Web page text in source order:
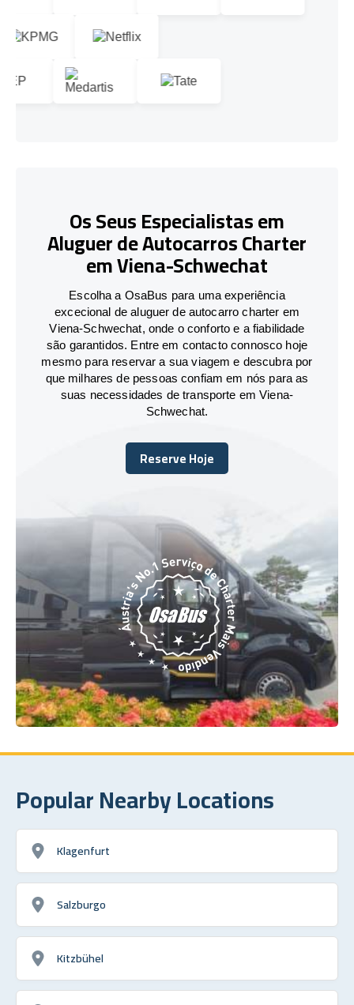
Os Seus Especialistas em
Aluguer de Autocarros Charter
em Viena-Schwechat
Escolha a OsaBus para uma experiência
excecional de aluguer de autocarro charter em
Viena-Schwechat, onde o conforto e a fiabilidade
são garantidos. Entre em contacto connosco hoje
mesmo para reservar a sua viagem e descubra por
que milhares de pessoas confiam em nós para as
suas necessidades de transporte em Viena-
Schwechat.
Reserve Hoje
Reserve Hoje
Popular Nearby Locations
Klagenfurt
Salzburgo
Kitzbühel